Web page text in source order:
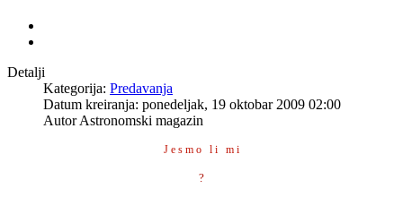
Detalji
Kategorija: Predavanja
Datum kreiranja: ponedeljak, 19 oktobar 2009 02:00
Autor Astronomski magazin
J e s m o l i m i
?